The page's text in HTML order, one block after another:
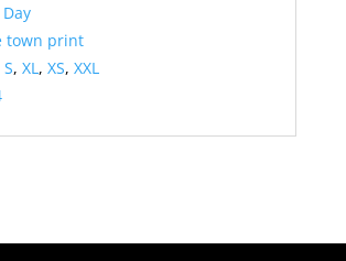
town print
S, XL, XS, XXL